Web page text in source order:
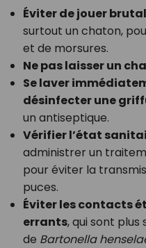
Éviter de jouer
surtout un chaton,
et de morsures.
Ne pas laisser un
Se laver
désinfecter une
un antiseptique.
Vérifier l’état
administrer un
pour éviter la
puces.
Éviter les contacts
errants, qui sont
de Bartonella